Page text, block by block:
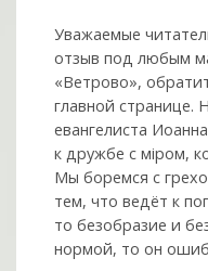
Уважаемые
отзыв под любым
«Ветрово»,
главной странице.
евангелиста
к дружбе с мiром,
Мы боремся с
тем, что ведёт к
то безобразие и
нормой, то он